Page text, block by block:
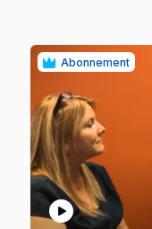
Abonnement
play_circle